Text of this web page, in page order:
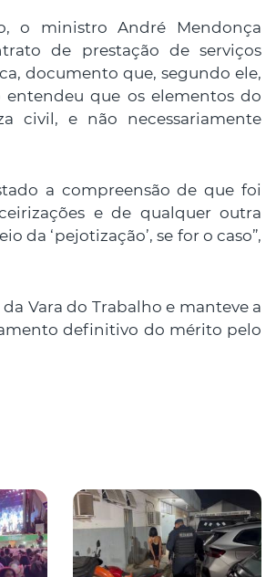
o ministro André Mendonça
de prestação de serviços
documento que, segundo ele,
que os elementos do
civil, e não necessariamente
a compreensão de que foi
e de qualquer outra
da ‘pejotização’, se for o caso”,
Vara do Trabalho e manteve a
definitivo do mérito pelo